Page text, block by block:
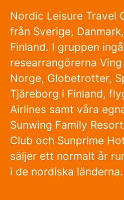
Nordic Leisure Travel
från Sverige,
Finland. I gruppen
researrangörerna
Norge, Globetrotter,
Tjäreborg i Finland,
Airlines samt våra
Sunwing Family
Club och Sunprime
säljer ett normalt år
i de nordiska länderna.